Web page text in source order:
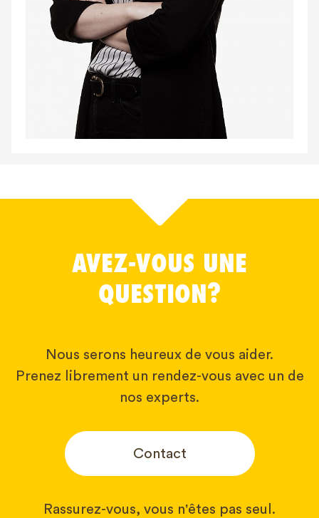
AVEZ-VOUS UNE
QUESTION?
Nous serons heureux de vous aider.
Prenez librement un rendez-vous avec un de
nos experts.
Contact
Rassurez-vous, vous n'êtes pas seul.